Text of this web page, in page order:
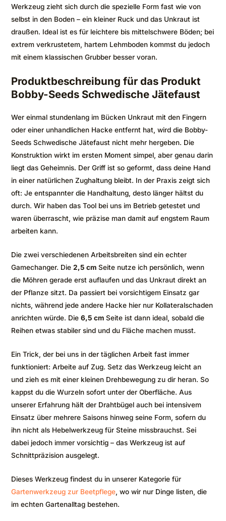
Werkzeug zieht sich durch die spezielle Form fast wie von
selbst in den Boden – ein kleiner Ruck und das Unkraut ist
draußen. Ideal ist es für leichtere bis mittelschwere Böden; bei
extrem verkrustetem, hartem Lehmboden kommst du jedoch
mit einem klassischen Grubber besser voran.
Produktbeschreibung für das Produkt
Bobby-Seeds Schwedische Jätefaust
Wer einmal stundenlang im Bücken Unkraut mit den Fingern
oder einer unhandlichen Hacke entfernt hat, wird die Bobby-
Seeds Schwedische Jätefaust nicht mehr hergeben. Die
Konstruktion wirkt im ersten Moment simpel, aber genau darin
liegt das Geheimnis. Der Griff ist so geformt, dass deine Hand
in einer natürlichen Zughaltung bleibt. In der Praxis zeigt sich
oft: Je entspannter die Handhaltung, desto länger hältst du
durch. Wir haben das Tool bei uns im Betrieb getestet und
waren überrascht, wie präzise man damit auf engstem Raum
arbeiten kann.
Die zwei verschiedenen Arbeitsbreiten sind ein echter
Gamechanger. Die 2,5 cm Seite nutze ich persönlich, wenn
die Möhren gerade erst auflaufen und das Unkraut direkt an
der Pflanze sitzt. Da passiert bei vorsichtigem Einsatz gar
nichts, während jede andere Hacke hier nur Kollateralschaden
anrichten würde. Die 6,5 cm Seite ist dann ideal, sobald die
Reihen etwas stabiler sind und du Fläche machen musst.
Ein Trick, der bei uns in der täglichen Arbeit fast immer
funktioniert: Arbeite auf Zug. Setz das Werkzeug leicht an
und zieh es mit einer kleinen Drehbewegung zu dir heran. So
kappst du die Wurzeln sofort unter der Oberfläche. Aus
unserer Erfahrung hält der Drahtbügel auch bei intensivem
Einsatz über mehrere Saisons hinweg seine Form, sofern du
ihn nicht als Hebelwerkzeug für Steine missbrauchst. Sei
dabei jedoch immer vorsichtig – das Werkzeug ist auf
Schnittpräzision ausgelegt.
Dieses Werkzeug findest du in unserer Kategorie für
Gartenwerkzeug zur Beetpflege , wo wir nur Dinge listen, die
im echten Gartenalltag bestehen.